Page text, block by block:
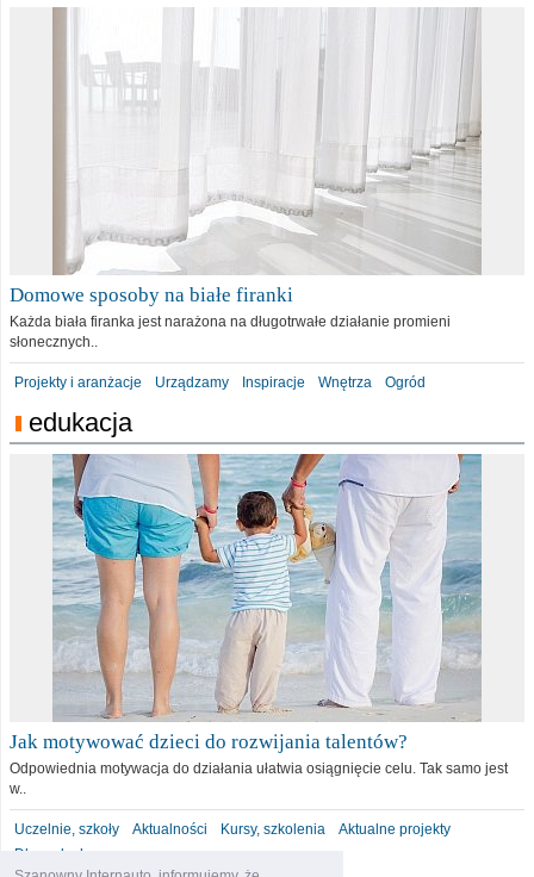
Domowe sposoby na białe firanki
Każda biała firanka jest narażona na długotrwałe działanie promieni
słonecznych..
Projekty i aranżacje Urządzamy Inspiracje Wnętrza Ogród
edukacja
Jak motywować dzieci do rozwijania talentów?
Odpowiednia motywacja do działania ułatwia osiągnięcie celu. Tak samo jest
w..
Uczelnie, szkoły Aktualności Kursy, szkolenia
Aktualne projekty
Dla malucha